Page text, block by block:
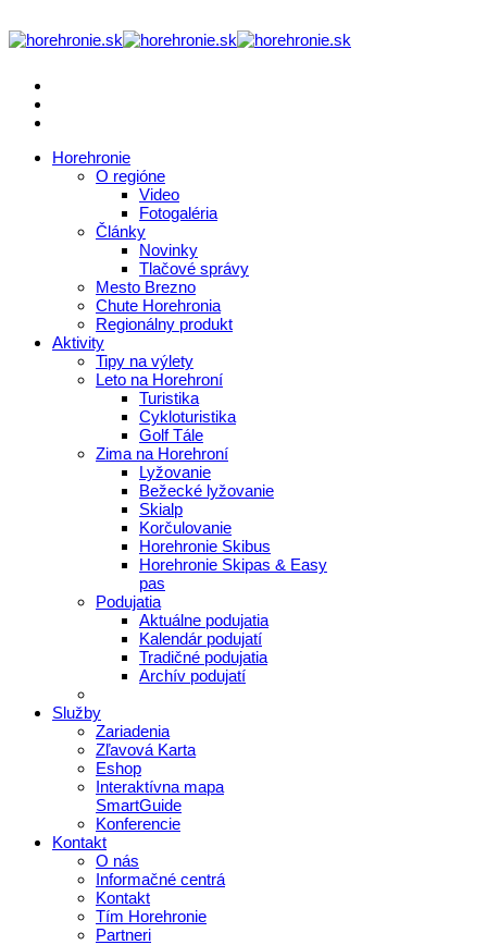
Horehronie
O regióne
Video
Fotogaléria
Články
Novinky
Tlačové správy
Mesto Brezno
Chute Horehronia
Regionálny produkt
Aktivity
Tipy na výlety
Leto na Horehroní
Turistika
Cykloturistika
Golf Tále
Zima na Horehroní
Lyžovanie
Bežecké lyžovanie
Skialp
Korčulovanie
Horehronie Skibus
Horehronie Skipas & Easy
pas
Podujatia
Aktuálne podujatia
Kalendár podujatí
Tradičné podujatia
Archív podujatí
Služby
Zariadenia
Zľavová Karta
Eshop
Interaktívna mapa
SmartGuide
Konferencie
Kontakt
O nás
Informačné centrá
Kontakt
Tím Horehronie
Partneri